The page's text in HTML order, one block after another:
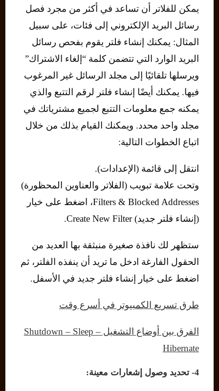
يمكن للفلاتر أن تساعد في أكثر من مجرد فصل
رسائل البريد الإلكتروني إلى فئات، على سبيل
المثال: يمكنك إنشاء فلتر يقوم بفحص رسائل
البريد الوارد التي تتضمن كلمة “إلغاء الاشتراك”
ويرسلها تلقائيًا إلى مجلد الرسائل غير المرغوب
فيها. يمكنك أيضًا إنشاء فلتر لرقم التتبع والذي
يمكنه جمع معلومات التتبع لجميع مشترياتك في
مجلد واحد محدد. ويمكنك القيام بذلك من خلال
اتباع الخطوات التالية:
انتقل إلى قائمة (الإعدادات).
وتحت علامة تبويب (الفلاتر والعناوين المحظورة)
Filters & Blocked Addresses، اضغط على خيار
(إنشاء فلتر جديد) Create New Filter.
ستظهر لك نافذة صغيرة منبثقة بها العديد من
الحقول الفارغة ادخل ما تريد أن ينفذه الفلتر، ثم
اضغط على خيار إنشاء فلتر جديد في الأسفل.
طرق تسريع الكمبيوتر في أسرع وقت
الفرق بين أوضاع التشغيل Shutdown – Sleep –
Hibernate
4- تحديد وصول إشعارات معينة: